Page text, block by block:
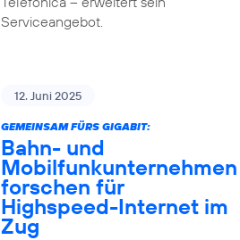
Serviceangebot.
12. Juni 2025
GEMEINSAM FÜRS GIGABIT:
Bahn- und
Mobilfunkunternehmen
forschen für
Highspeed-Internet im
Zug